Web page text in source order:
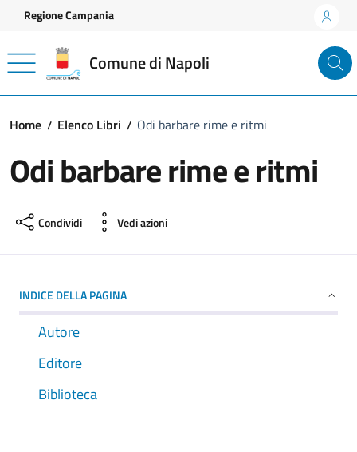
Vai ai contenuti
Vai al footer
Regione Campania
Comune di Napoli
Home Elenco Libri Odi barbare rime e ritmi
Odi barbare rime e ritmi
Condividi Vedi azioni
INDICE DELLA PAGINA
Autore
Editore
Biblioteca